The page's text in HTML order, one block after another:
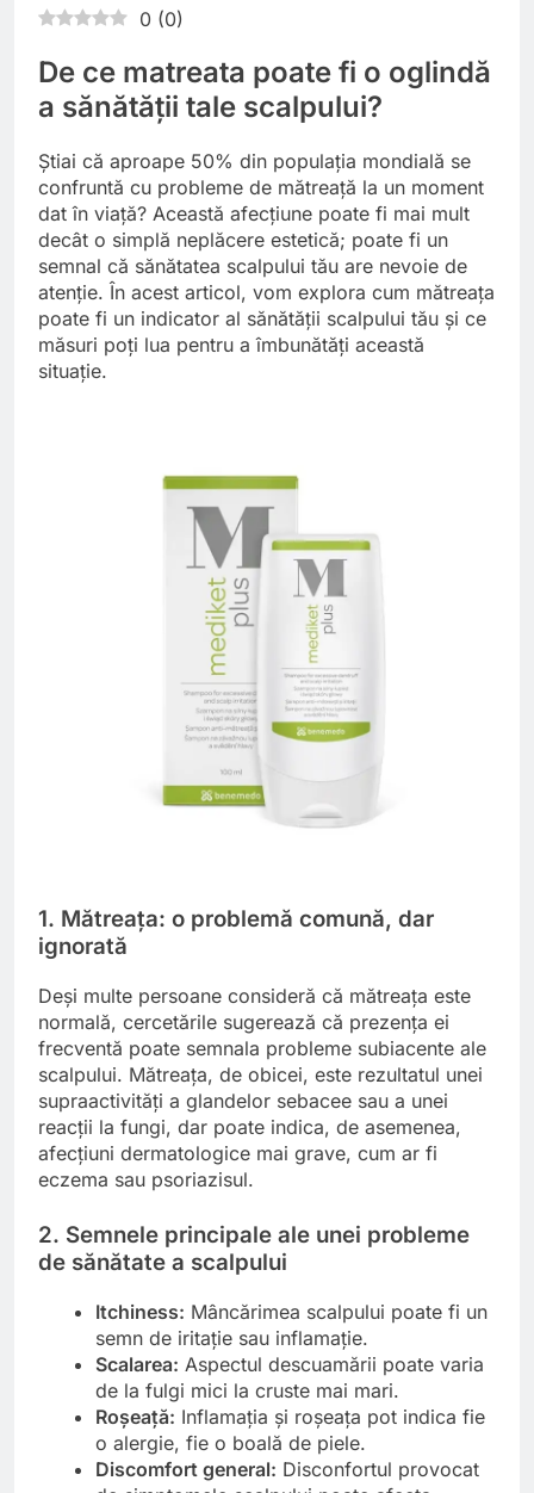
0 (0)
De ce matreata poate fi o oglindă
a sănătății tale scalpului?
Știai că aproape 50% din populația mondială se
confruntă cu probleme de mătreață la un moment
dat în viață? Această afecțiune poate fi mai mult
decât o simplă neplăcere estetică; poate fi un
semnal că sănătatea scalpului tău are nevoie de
atenție. În acest articol, vom explora cum mătreața
poate fi un indicator al sănătății scalpului tău și ce
măsuri poți lua pentru a îmbunătăți această
situație.
1. Mătreața: o problemă comună, dar
ignorată
Deși multe persoane consideră că mătreața este
normală, cercetările sugerează că prezența ei
frecventă poate semnala probleme subiacente ale
scalpului. Mătreața, de obicei, este rezultatul unei
supraactivități a glandelor sebacee sau a unei
reacții la fungi, dar poate indica, de asemenea,
afecțiuni dermatologice mai grave, cum ar fi
eczema sau psoriazisul.
2. Semnele principale ale unei probleme
de sănătate a scalpului
Itchiness: Mâncărimea scalpului poate fi un
semn de iritație sau inflamație.
Scalarea: Aspectul descuamării poate varia
de la fulgi mici la cruste mai mari.
Roșeață: Inflamația și roșeața pot indica fie
o alergie, fie o boală de piele.
Discomfort general: Disconfortul provocat